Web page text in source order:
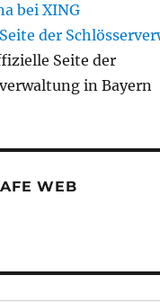
bei XING
der
Seite der
in Bayern
WEB